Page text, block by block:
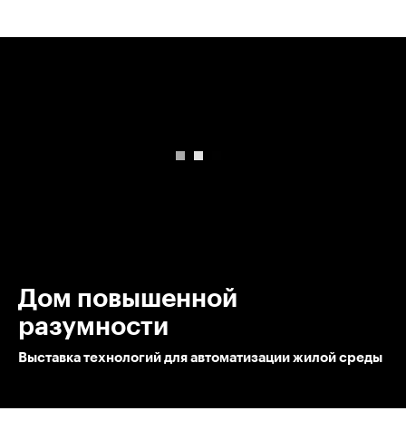
Дом повышенной
разумности
Выставка технологий для автоматизации жилой среды